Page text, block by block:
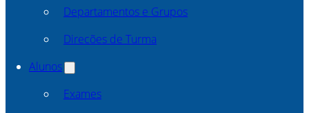
Departamentos e Grupos
Direcões de Turma
Alunos
Exames